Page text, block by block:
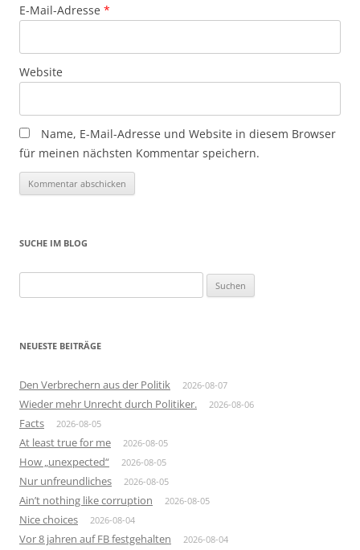
E-Mail-Adresse *
Website
Name, E-Mail-Adresse und Website in diesem Browser
für meinen nächsten Kommentar speichern.
SUCHE IM BLOG
nach:
NEUESTE BEITRÄGE
Den Verbrechern aus der Politik 2026-08-07
Wieder mehr Unrecht durch Politiker. 2026-08-06
Facts 2026-08-05
At least true for me 2026-08-05
How „unexpected“ 2026-08-05
Nur unfreundliches 2026-08-05
Ain’t nothing like corruption 2026-08-05
Nice choices 2026-08-04
Vor 8 jahren auf FB festgehalten 2026-08-04